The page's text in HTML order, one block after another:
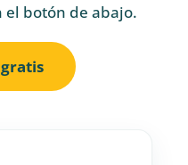
el botón de abajo.